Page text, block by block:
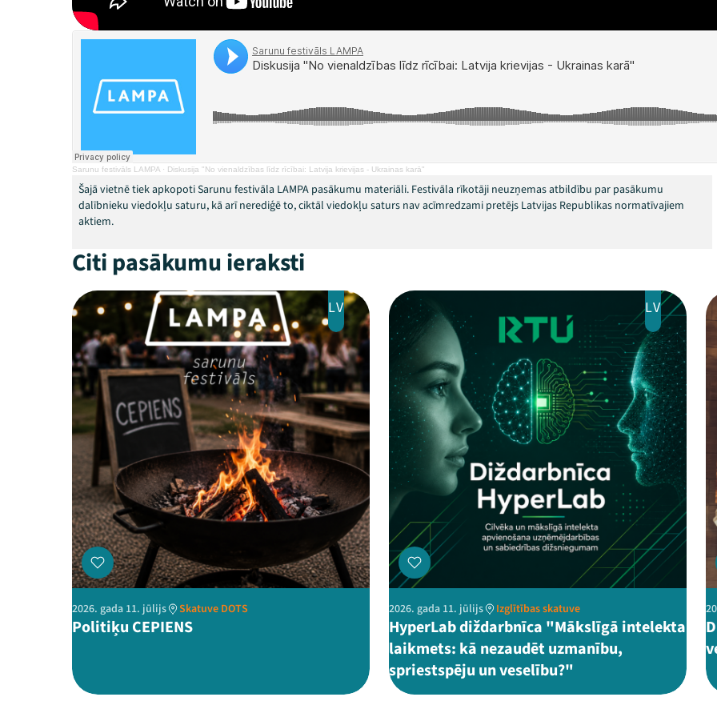
Sarunu festivāls LAMPA · Diskusija "No vienaldzības līdz rīcībai: Latvija krievijas - Ukrainas karā"
Šajā vietnē tiek apkopoti Sarunu festivāla LAMPA pasākumu materiāli. Festivāla rīkotāji neuzņemas atbildību par pasākumu
dalībnieku viedokļu saturu, kā arī nerediģē to, ciktāl viedokļu saturs nav acīmredzami pretējs Latvijas Republikas normatīvajiem
aktiem.
Citi pasākumu ieraksti
LV
2026. gada 11. jūlijs Skatuve DOTS
Politiķu CEPIENS
LV
2026. gada 11. jūlijs Izglītības skatuve
HyperLab diždarbnīca "Mākslīgā intelekta
laikmets: kā nezaudēt uzmanību,
spriestspēju un veselību?"